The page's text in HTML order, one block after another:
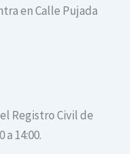
en Calle Pujada
Registro Civil de
a 14:00.